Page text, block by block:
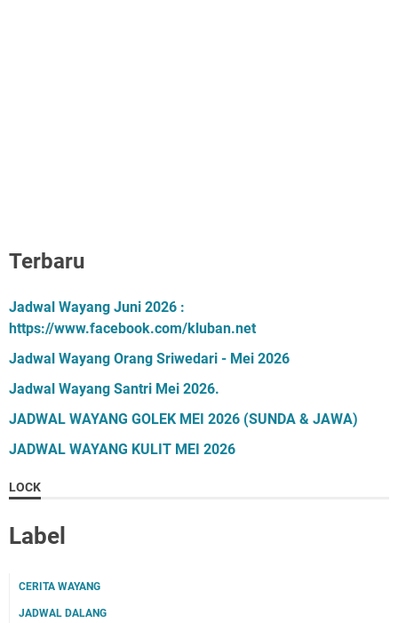
Terbaru
Jadwal Wayang Juni 2026 :
https://www.facebook.com/kluban.net
Jadwal Wayang Orang Sriwedari - Mei 2026
Jadwal Wayang Santri Mei 2026.
JADWAL WAYANG GOLEK MEI 2026 (SUNDA & JAWA)
JADWAL WAYANG KULIT MEI 2026
LOCK
Label
CERITA WAYANG
JADWAL DALANG